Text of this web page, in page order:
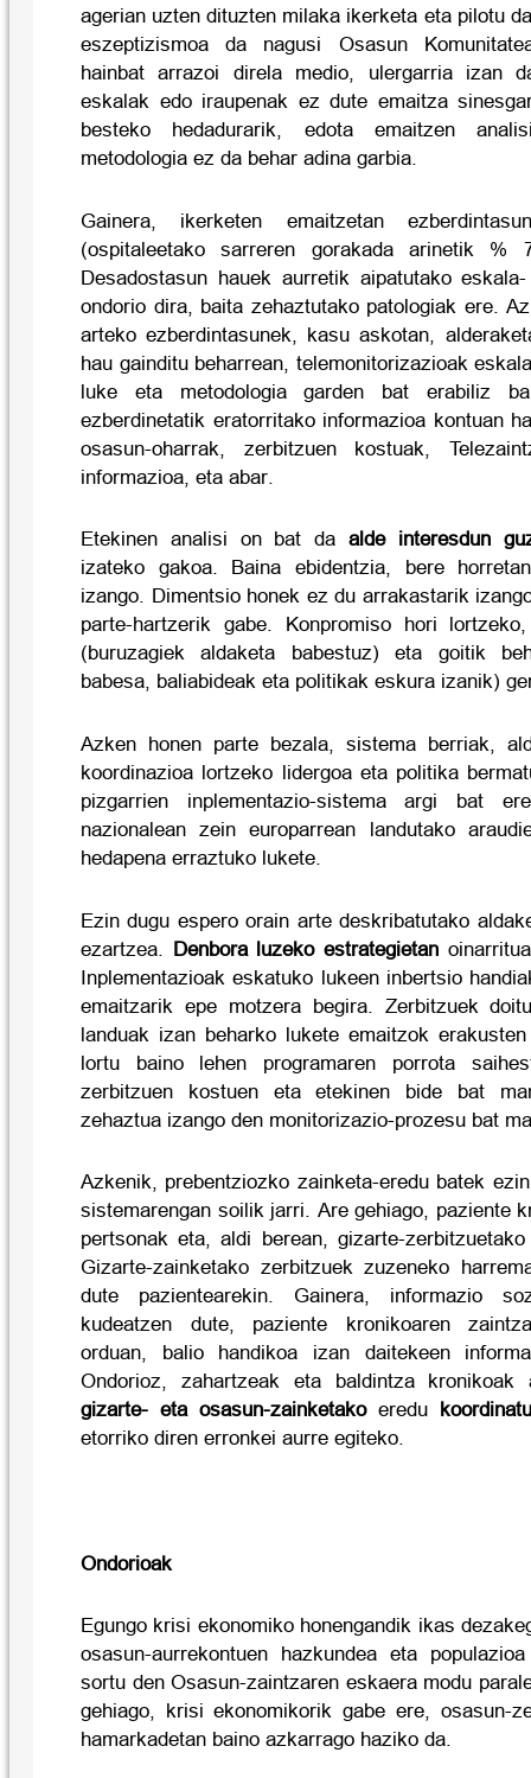
agerian uzten dituzten milaka ikerketa eta pilotu
eszeptizismoa da nagusi Osasun
hainbat arrazoi direla medio, ulergarria izan
eskalak edo iraupenak ez dute emaitza
besteko hedadurarik, edota emaitzen
metodologia ez da behar adina garbia.
Gainera, ikerketen emaitzetan
(ospitaleetako sarreren gorakada arinetik %
Desadostasun hauek aurretik aipatutako
ondorio dira, baita zehaztutako patologiak ere.
arteko ezberdintasunek, kasu askotan,
hau gainditu beharrean, telemonitorizazioak
luke eta metodologia garden bat erabiliz
ezberdinetatik eratorritako informazioa kontuan
osasun-oharrak, zerbitzuen kostuak,
informazioa, eta abar.
Etekinen analisi on bat daalde interesdun
izateko gakoa. Baina ebidentzia, bere
izango. Dimentsio honek ez du arrakastarik
parte-hartzerik gabe. Konpromiso hori
(buruzagiek aldaketa babestuz) eta goitik
babesa, baliabideak eta politikak eskura izanik)
Azken honen parte bezala, sistema berriak,
koordinazioa lortzeko lidergoa eta politika
pizgarrien inplementazio-sistema argi bat
nazionalean zein europarrean landutako
hedapena erraztuko lukete.
Ezin dugu espero orain arte deskribatutako
ezartzea. Denbora luzeko estrategietan
Inplementazioak eskatuko lukeen inbertsio
emaitzarik epe motzera begira. Zerbitzuek
landuak izan beharko lukete emaitzok
lortu baino lehen programaren porrota
zerbitzuen kostuen eta etekinen bide bat
zehaztua izango den monitorizazio-prozesu bat
Azkenik, prebentziozko zainketa-eredu batek
sistemarengan soilik jarri. Are gehiago, paziente
pertsonak eta, aldi berean, gizarte-
Gizarte-zainketako zerbitzuek zuzeneko
dute pazientearekin. Gainera, informazio
kudeatzen dute, paziente kronikoaren
orduan, balio handikoa izan daitekeen
Ondorioz, zahartzeak eta baldintza kronikoak
gizarte- eta osasun-zainketakoeredu
etorriko diren erronkei aurre egiteko.
Ondorioak
Egungo krisi ekonomiko honengandik ikas
osasun-aurrekontuen hazkundea eta
sortu den Osasun-zaintzaren eskaera modu
gehiago, krisi ekonomikorik gabe ere, osasun-
hamarkadetan baino azkarrago haziko da.